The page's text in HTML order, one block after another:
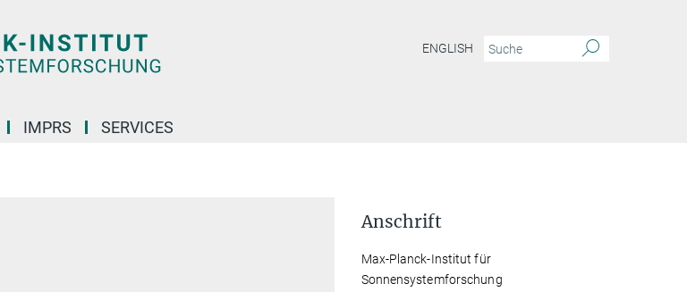
ENGLISH
IMPRS SERVICES
Anschrift
Max-Planck-Institut für
Sonnensystemforschung